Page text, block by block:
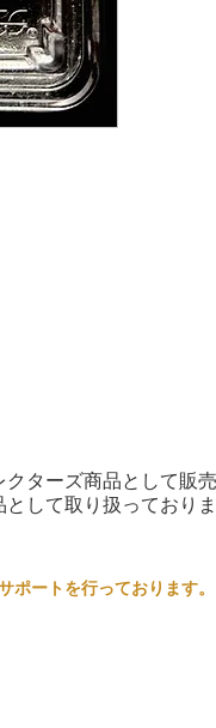
ターズ商品として販
して取り扱っており
ートを行っております。